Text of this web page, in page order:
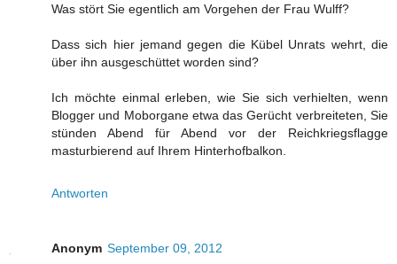
Was stört Sie egentlich am Vorgehen der Frau Wulff?
Dass sich hier jemand gegen die Kübel Unrats wehrt, die
über ihn ausgeschüttet worden sind?
Ich möchte einmal erleben, wie Sie sich verhielten, wenn
Blogger und Moborgane etwa das Gerücht verbreiteten, Sie
stünden Abend für Abend vor der Reichkriegsflagge
masturbierend auf Ihrem Hinterhofbalkon.
Antworten
Anonym September 09, 2012